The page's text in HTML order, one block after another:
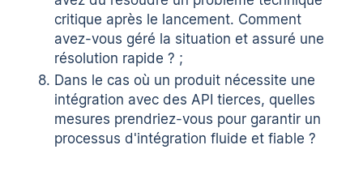
critique après le lancement. Comment
avez-vous géré la situation et assuré une
résolution rapide ? ;
Dans le cas où un produit nécessite une
intégration avec des API tierces, quelles
mesures prendriez-vous pour garantir un
processus d'intégration fluide et fiable ?